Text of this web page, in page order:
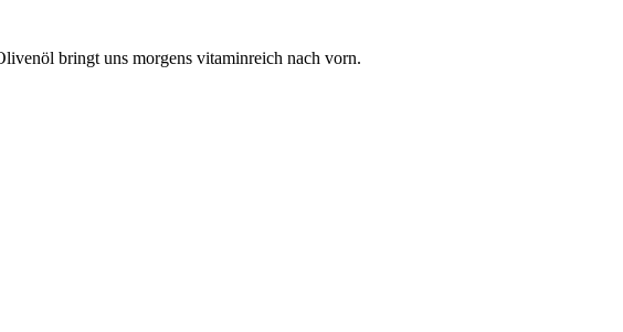
bringt uns morgens vitaminreich nach vorn.